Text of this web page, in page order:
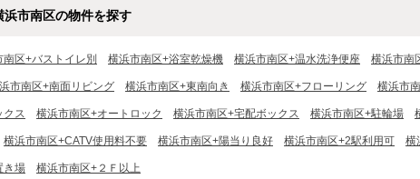
浜市南区の物件を探す
南区+バストイレ別 横浜市南区+浴室乾燥機 横浜市南区+温水洗浄便座 横浜市南
市南区+南面リビング 横浜市南区+東南向き 横浜市南区+フローリング 横浜市
クス 横浜市南区+オートロック 横浜市南区+宅配ボックス 横浜市南区+駐輪場
横浜市南区+CATV使用料不要 横浜市南区+陽当り良好 横浜市南区+2駅利用可 横
き場 横浜市南区+２Ｆ以上